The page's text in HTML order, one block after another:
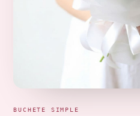
BUCHETE SIMPLE